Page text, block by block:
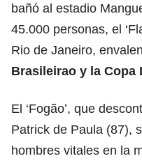
bañó al estadio
45.000 personas, el
Rio de Janeiro,
Brasileirao y la Copa
El ‘Fogão’, que
Patrick de Paula (87),
hombres vitales en la